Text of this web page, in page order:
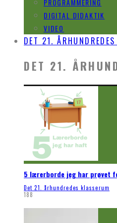
DIGITAL DIDAKTIK
VIDEO
DET 21.
DET 21.
5 lærerborde jeg har prøvet
Det 21. århundredes klasserum
188